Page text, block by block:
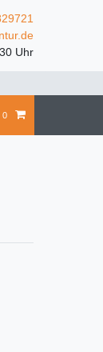
Uhr
0